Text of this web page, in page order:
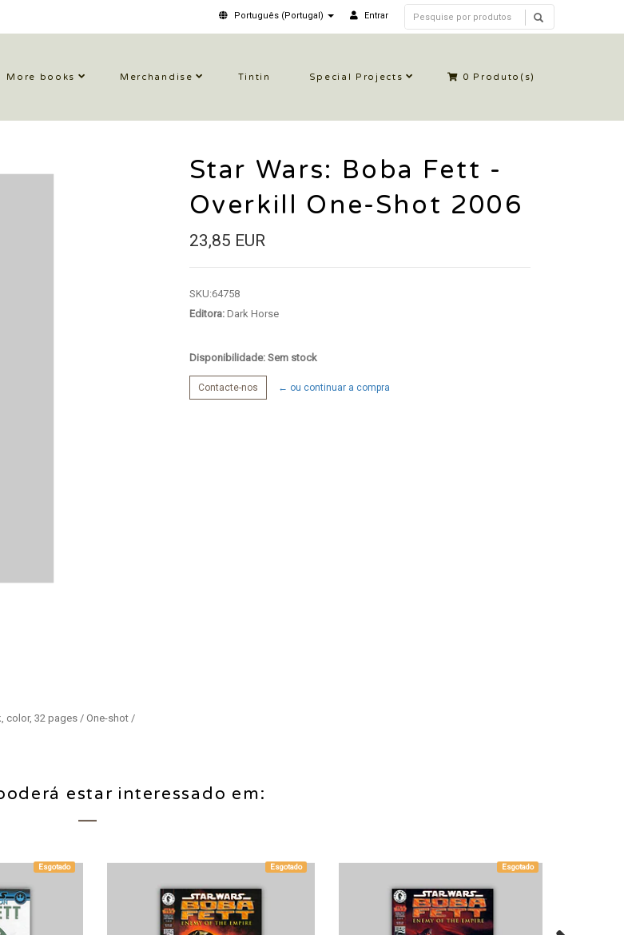
Português (Portugal) Entrar
More books Merchandise Tintin Special Projects 0 Produto(s)
color, 32 pages / One-shot /
Star Wars: Boba Fett -
Overkill One-Shot 2006
23,85 EUR
SKU:64758
Editora:Dark Horse
Disponibilidade: Sem stock
Contacte-nos ← ou continuar a compra
estar interessado em:
Esgotado Esgotado Esgotado